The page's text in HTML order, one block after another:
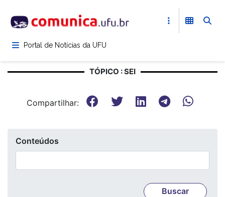
para
conteúdoPortal de Notícias da UFU
TÓPICO : SEI
Compartilhar:
Conteúdos